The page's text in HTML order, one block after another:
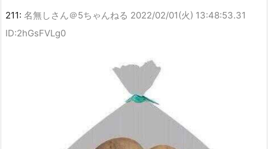
211: 名無しさん＠5ちゃんねる 2022/02/01(火) 13:48:53.31
ID:2hGsFVLg0